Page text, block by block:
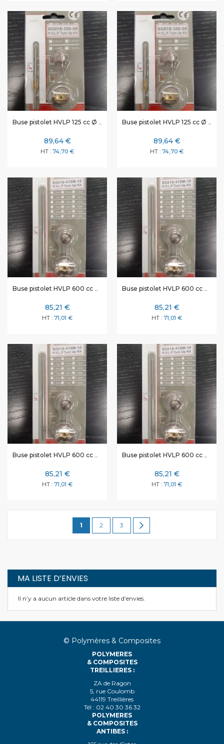
Buse pistolet HVLP 125 cc Ø 0,8 mm
89,64 €
74,70 €
Buse pistolet HVLP 125 cc Ø 1 mm
89,64 €
74,70 €
Buse pistolet HVLP 600 cc Ø 1 mm
85,21 €
71,01 €
Buse pistolet HVLP 600 cc Ø 1,4 mm
85,21 €
71,01 €
Buse pistolet HVLP 600 cc Ø 1,8 mm
85,21 €
71,01 €
Buse pistolet HVLP 600 cc Ø 2 mm
85,21 €
71,01 €
Page
Vous
la
1 Page
2 Page
3
MA LISTE D’ENVIES
Il n’y a aucun article dans votre liste d’envies.
© Polymères & Composites
POLYMERES
& COMPOSITES
TREILLIERES :
ZA de Ragon
5, rue Coulomb
44119 Treillières
Tél : 02 40 30 36 32
POLYMERES
& COMPOSITES
ANTIBES :